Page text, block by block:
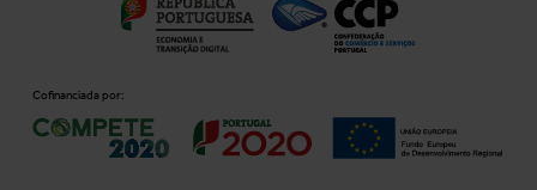
Cofinanciada por: